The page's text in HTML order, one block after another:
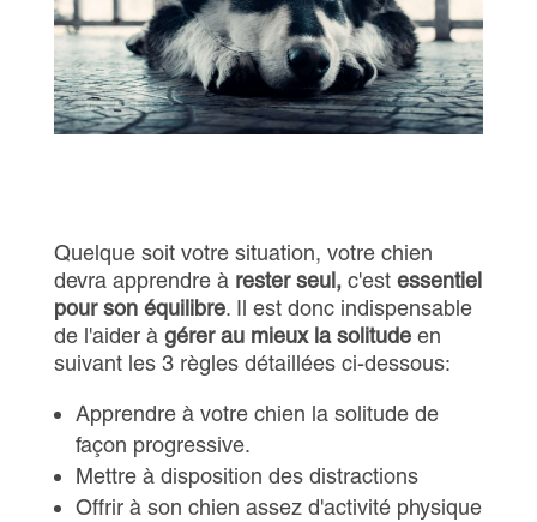
Quelque soit votre situation, votre chien
devra apprendre à rester seul, c'est essentiel
pour son équilibre. Il est donc indispensable
de l'aider à gérer au mieux la solitudeen
suivant les 3 règles détaillées ci-dessous:
Apprendre à votre chien la solitude de
façon progressive.
Mettre à disposition des distractions
Offrir à son chien assez d'activité physique